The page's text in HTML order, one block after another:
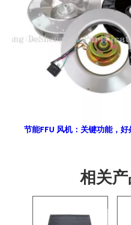
节能FFU 风机：关键功能，
相关